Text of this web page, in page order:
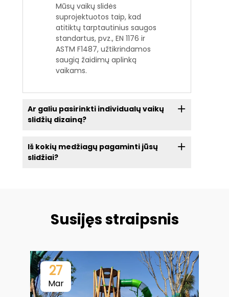
Mūsų vaikų slidės
suprojektuotos taip, kad
atitiktų tarptautinius saugos
standartus, pvz., EN 1176 ir
ASTM F1487, užtikrindamos
saugią žaidimų aplinką
vaikams.
Ar galiu pasirinkti individualų vaikų
slidžių dizainą?
Iš kokių medžiagų pagaminti jūsų
slidžiai?
Susijęs straipsnis
27
Mar